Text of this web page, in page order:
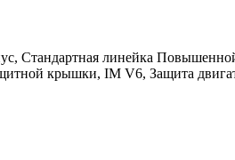
Стандартная линейка
крышки, IM V6, Защита